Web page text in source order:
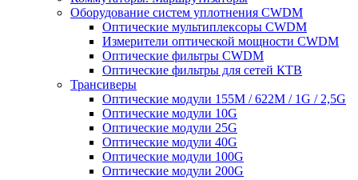
Оборудование систем уплотнения CWDM
Оптические мультиплексоры CWDM
Измерители оптической мощности CWDM
Оптические фильтры CWDM
Оптические фильтры для сетей КТВ
Трансиверы
Оптические модули 155M / 622M / 1G / 2,5G
Оптические модули 10G
Оптические модули 25G
Оптические модули 40G
Оптические модули 100G
Оптические модули 200G